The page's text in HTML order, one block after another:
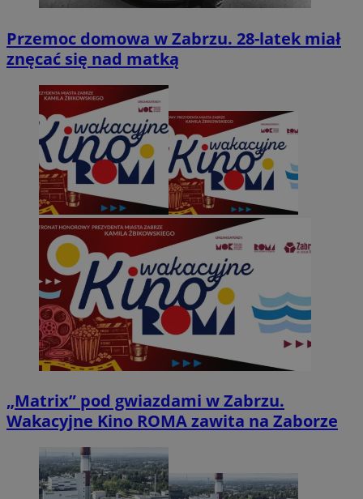
Przemoc domowa w Zabrzu. 28-latek miał
znęcać się nad matką
„Matrix” pod gwiazdami w Zabrzu.
Wakacyjne Kino ROMA zawita na Zaborze